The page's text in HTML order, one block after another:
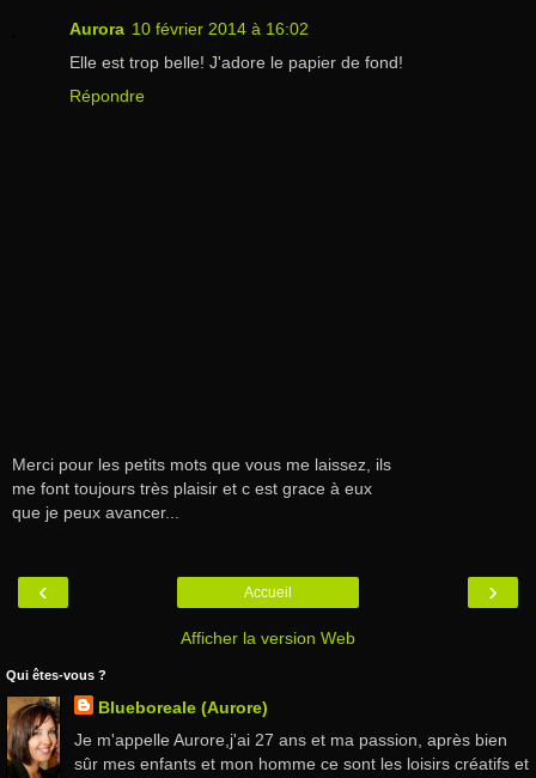
Aurora 10 février 2014 à 16:02
Elle est trop belle! J'adore le papier de fond!
Répondre
Merci pour les petits mots que vous me laissez, ils
me font toujours très plaisir et c est grace à eux
que je peux avancer...
‹ ›
Accueil
Afficher la version Web
Qui êtes-vous ?
Blueboreale (Aurore)
Je m'appelle Aurore,j'ai 27 ans et ma passion, après bien
sûr mes enfants et mon homme ce sont les loisirs créatifs et